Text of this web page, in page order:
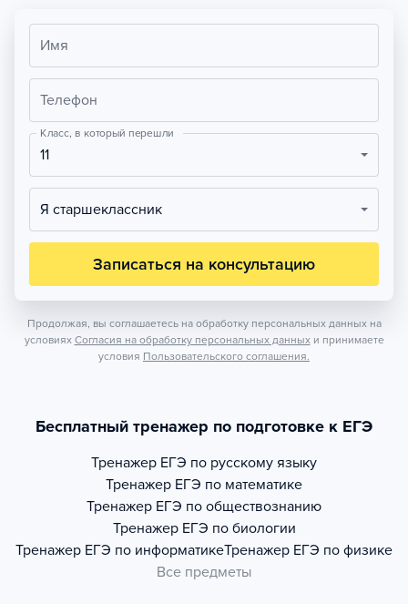
Имя
Телефон
Класс, в который перешли
11
Я старшеклассник
Записаться на консультацию
Продолжая, вы соглашаетесь на обработку персональных данных на
условиях Согласия на обработку персональных данных и принимаете
условия Пользовательского соглашения.
Бесплатный тренажер по подготовке к ЕГЭ
Тренажер ЕГЭ по русскому языку
Тренажер ЕГЭ по математике
Тренажер ЕГЭ по обществознанию
Тренажер ЕГЭ по биологии
Тренажер ЕГЭ по информатикеТренажер ЕГЭ по физике
Все предметы